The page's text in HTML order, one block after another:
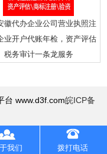
徽代办企业公司营业执照注
业开户代账年检，资产评估
税务审计一条龙服务
台 www.d3f.com皖ICP备
我们 拨打电话